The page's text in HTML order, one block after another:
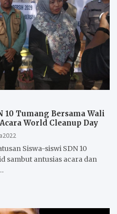
10 Tumang Bersama Wali
World Cleanup Day
Siswa-siswi SDN 10
sambut antusias acara dan